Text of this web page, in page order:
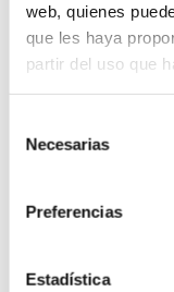
web, quienes
que les haya
partir del uso que
Necesarias
Preferencias
Estadística